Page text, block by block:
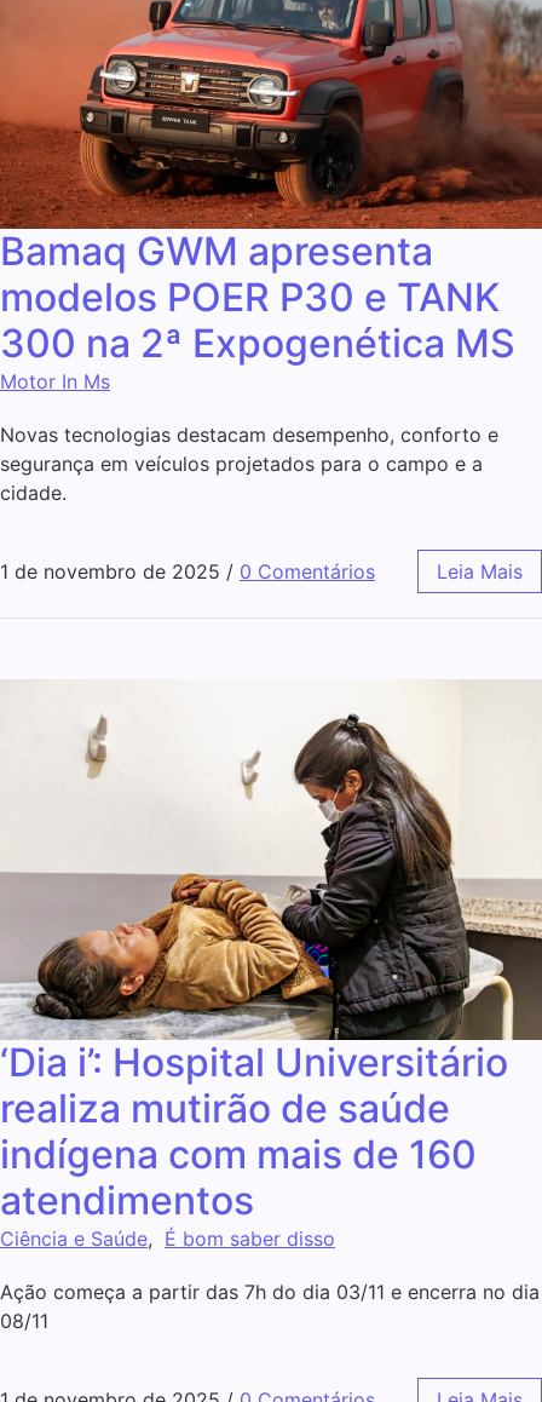
Bamaq GWM apresenta
modelos POER P30 e TANK
300 na 2ª Expogenética MS
Motor In Ms
Novas tecnologias destacam desempenho, conforto e
segurança em veículos projetados para o campo e a
cidade.
1 de novembro de 2025 / 0 Comentários Leia Mais
‘Dia i’: Hospital Universitário
realiza mutirão de saúde
indígena com mais de 160
atendimentos
Ciência e Saúde, É bom saber disso
Ação começa a partir das 7h do dia 03/11 e encerra no dia
08/11